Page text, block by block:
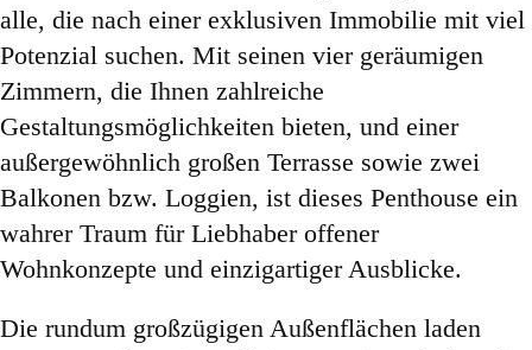
alle, die nach einer exklusiven Immobilie mit viel
Potenzial suchen. Mit seinen vier geräumigen
Zimmern, die Ihnen zahlreiche
Gestaltungsmöglichkeiten bieten, und einer
außergewöhnlich großen Terrasse sowie zwei
Balkonen bzw. Loggien, ist dieses Penthouse ein
wahrer Traum für Liebhaber offener
Wohnkonzepte und einzigartiger Ausblicke.
Die rundum großzügigen Außenflächen laden